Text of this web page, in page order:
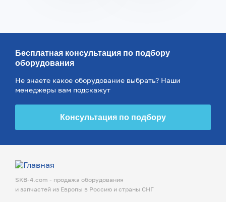
Бесплатная консультация по подбору
оборудования
Не знаете какое оборудование выбрать? Наши
менеджеры вам подскажут
Консультация по подбору
SKB-4.com - продажа оборудования
и запчастей из Европы в Россию и страны СНГ